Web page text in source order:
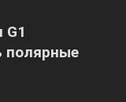
G1
полярные